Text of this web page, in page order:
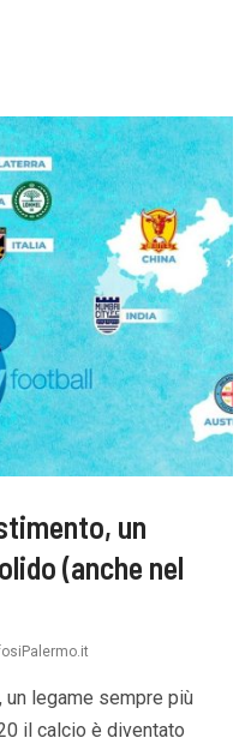
un
(anche nel
legame sempre più
il calcio è diventato